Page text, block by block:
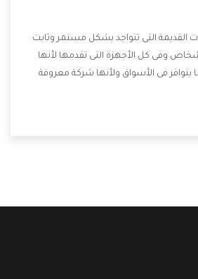
القديمة التى تتواجد بشكل مستمر وثابت
وفى كل الأجهزة التى تقدمها لأنها
فى الأسواق ولأنها شركة معروفة
والخصومات التى تسهل على المستهلك